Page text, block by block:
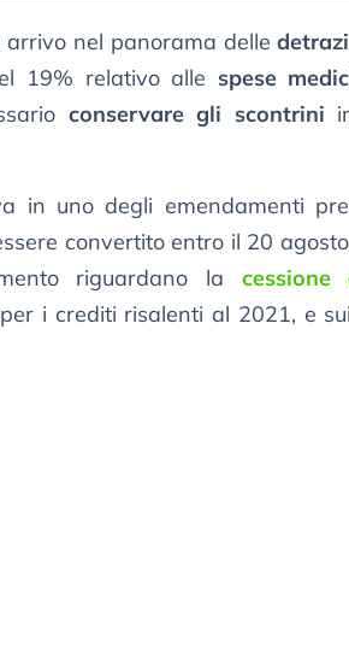
arrivo nel panorama delle
19% relativo alle spese
conservare gli scontrini
in uno degli emendamenti
convertito entro il 20
riguardano la
i crediti risalenti al 2021, e